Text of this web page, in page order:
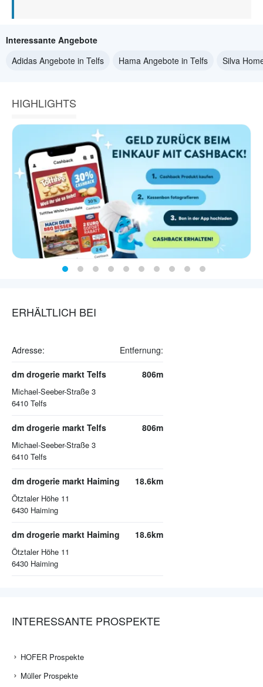
Interessante Angebote
Adidas Angebote in Telfs
Hama Angebote in Telfs Silva
HIGHLIGHTS
ERHÄLTLICH BEI
Adresse: Entfernung:
dm drogerie markt Telfs
Michael-Seeber-Straße 3
6410 Telfs
806m
dm drogerie markt Telfs
Michael-Seeber-Straße 3
6410 Telfs
806m
dm drogerie markt Haiming
Ötztaler Höhe 11
6430 Haiming
18.6km
dm drogerie markt Haiming
Ötztaler Höhe 11
6430 Haiming
18.6km
INTERESSANTE PROSPEKTE
HOFER Prospekte
Müller Prospekte